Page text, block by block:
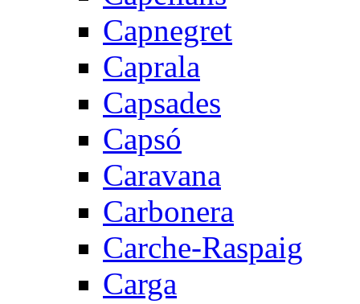
Capnegret
Caprala
Capsades
Capsó
Caravana
Carbonera
Carche-Raspaig
Carga